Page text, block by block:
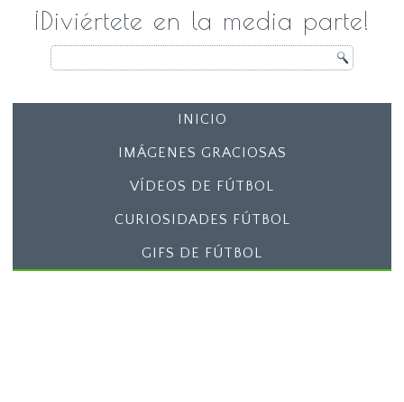
¡Diviértete en la media parte!
INICIO
IMÁGENES GRACIOSAS
VÍDEOS DE FÚTBOL
CURIOSIDADES FÚTBOL
GIFS DE FÚTBOL